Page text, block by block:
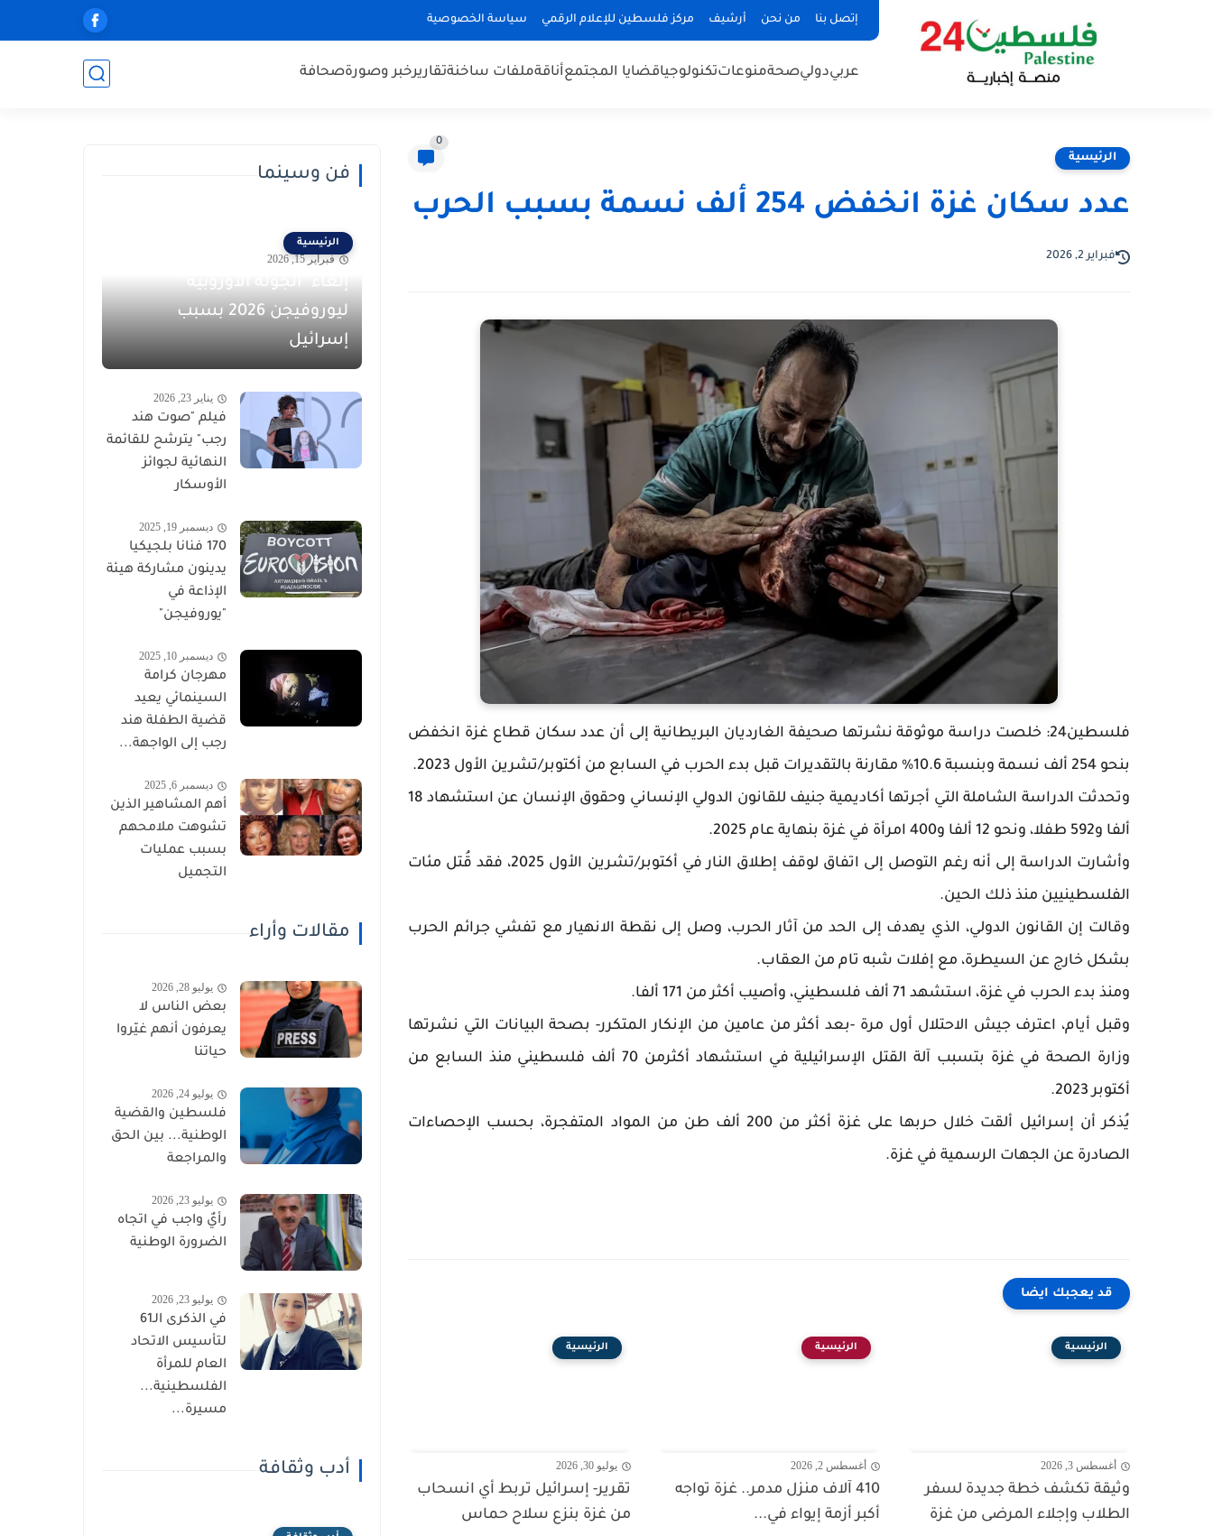
إتصل بنا من نحن أرشيف مركز فلسطين للإعلام الرقمي سياسة الخصوصية
عربيدوليصحةمنوعاتتكنولوجياقضايا المجتمعأناقةملفات ساخنةتقاريرخبر وصورةصحافة
الرئيسية
0
عدد سكان غزة انخفض 254 ألف نسمة بسبب الحرب
فبراير 2, 2026
فلسطين24: خلصت دراسة موثوقة نشرتها صحيفة الغارديان البريطانية إلى أن عدد سكان قطاع غزة انخفض
بنحو 254 ألف نسمة وبنسبة 10.6% مقارنة بالتقديرات قبل بدء الحرب في السابع من أكتوبر/تشرين الأول 2023.
وتحدثت الدراسة الشاملة التي أجرتها أكاديمية جنيف للقانون الدولي الإنساني وحقوق الإنسان عن استشهاد 18
ألفا و592 طفلا، ونحو 12 ألفا و400 امرأة في غزة بنهاية عام 2025.
وأشارت الدراسة إلى أنه رغم التوصل إلى اتفاق لوقف إطلاق النار في أكتوبر/تشرين الأول 2025، فقد قُتل مئات
الفلسطينيين منذ ذلك الحين.
وقالت إن القانون الدولي، الذي يهدف إلى الحد من آثار الحرب، وصل إلى نقطة الانهيار مع تفشي جرائم الحرب
بشكل خارج عن السيطرة، مع إفلات شبه تام من العقاب.
ومنذ بدء الحرب في غزة، استشهد 71 ألف فلسطيني، وأصيب أكثر من 171 ألفا.
وقبل أيام، اعترف جيش الاحتلال أول مرة -بعد أكثر من عامين من الإنكار المتكرر- بصحة البيانات التي نشرتها
وزارة الصحة في غزة بتسبب آلة القتل الإسرائيلية في استشهاد أكثرمن 70 ألف فلسطيني منذ السابع من
أكتوبر 2023.
يُذكر أن إسرائيل ألقت خلال حربها على غزة أكثر من 200 ألف طن من المواد المتفجرة، بحسب الإحصاءات
الصادرة عن الجهات الرسمية في غزة.
قد يعجبك ايضا
الرئيسية
أغسطس 3, 2026
وثيقة تكشف خطة جديدة لسفر
الطلاب وإجلاء المرضى من غزة
الرئيسية
أغسطس 2, 2026
410 آلاف منزل مدمر.. غزة تواجه
أكبر أزمة إيواء في...
الرئيسية
يوليو 30, 2026
تقرير- إسرائيل تربط أي انسحاب
من غزة بنزع سلاح حماس
فن وسينما
الرئيسية
فبراير 15, 2026
إلغاء "الجولة الأوروبية"
ليوروفيجن 2026 بسبب
إسرائيل
يناير 23, 2026
فيلم "صوت هند
رجب" يترشح للقائمة
النهائية لجوائز
الأوسكار
ديسمبر 19, 2025
170 فنانا بلجيكيا
يدينون مشاركة هيئة
الإذاعة في
"يوروفيجن"
ديسمبر 10, 2025
مهرجان كرامة
السينمائي يعيد
قضية الطفلة هند
رجب إلى الواجهة...
ديسمبر 6, 2025
أهم المشاهير الذين
تشوهت ملامحهم
بسبب عمليات
التجميل
مقالات وأراء
يوليو 28, 2026
بعض الناس لا
يعرفون أنهم غيّروا
حياتنا
يوليو 24, 2026
فلسطين والقضية
الوطنية... بين الحق
والمراجعة
يوليو 23, 2026
رأيٌ واجب في اتجاه
الضرورة الوطنية
يوليو 23, 2026
في الذكرى الـ61
لتأسيس الاتحاد
العام للمرأة
الفلسطينية...
مسيرة...
أدب وثقافة